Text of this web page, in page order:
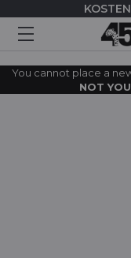
You cannot place a
NOT